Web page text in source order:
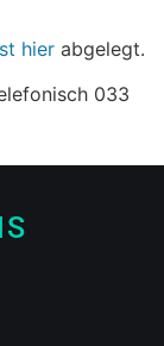
hier abgelegt.
033